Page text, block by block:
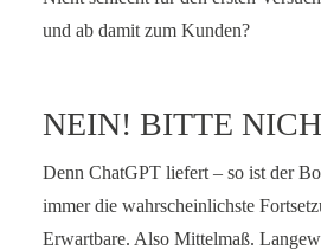
und ab damit zum Kunden?
NEIN! BITTE
Denn ChatGPT liefert – so ist der
immer die wahrscheinlichste
Erwartbare. Also Mittelmaß.